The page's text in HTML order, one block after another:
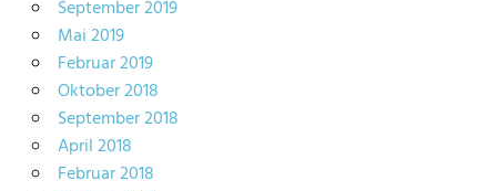
September 2019
Mai 2019
Februar 2019
Oktober 2018
September 2018
April 2018
Februar 2018